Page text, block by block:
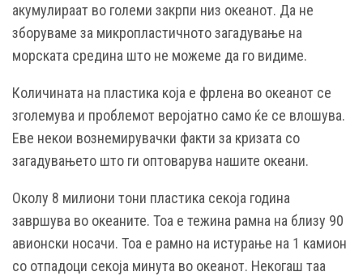
акумулираат во големи закрпи низ океанот. Да не
зборуваме за микропластичното загадување на
морската средина што не можеме да го видиме.
Количината на пластика која е фрлена во океанот се
зголемува и проблемот веројатно само ќе се влошува.
Еве некои вознемирувачки факти за кризата со
загадувањето што ги оптоварува нашите океани.
Околу 8 милиони тони пластика секоја година
завршува во океаните. Тоа е тежина рамна на близу 90
авионски носачи. Тоа е рамно на истурање на 1 камион
со отпадоци секоја минута во океанот. Некогаш таа